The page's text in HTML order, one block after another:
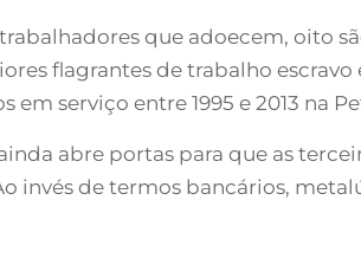
que adoecem, oito
flagrantes de trabalho
em serviço entre 1995 e 2013 na
abre portas para que as
invés de termos bancários,